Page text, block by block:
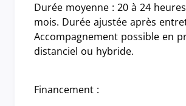
Durée moyenne : 20 à 24
mois. Durée ajustée après
Accompagnement possible en
distanciel ou hybride.
Financement :